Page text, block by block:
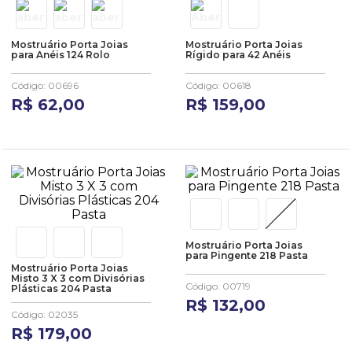
Mostruário Porta Joias
para Anéis 124 Rolo
Código: 00696
R$ 62,00
Mostruário Porta Joias
Rígido para 42 Anéis
Código: 00618
R$ 159,00
Mostruário Porta Joias
Misto 3 X 3 com Divisórias
Plásticas 204 Pasta
Código: 02035
R$ 179,00
Mostruário Porta Joias
para Pingente 218 Pasta
Código: 00719
R$ 132,00